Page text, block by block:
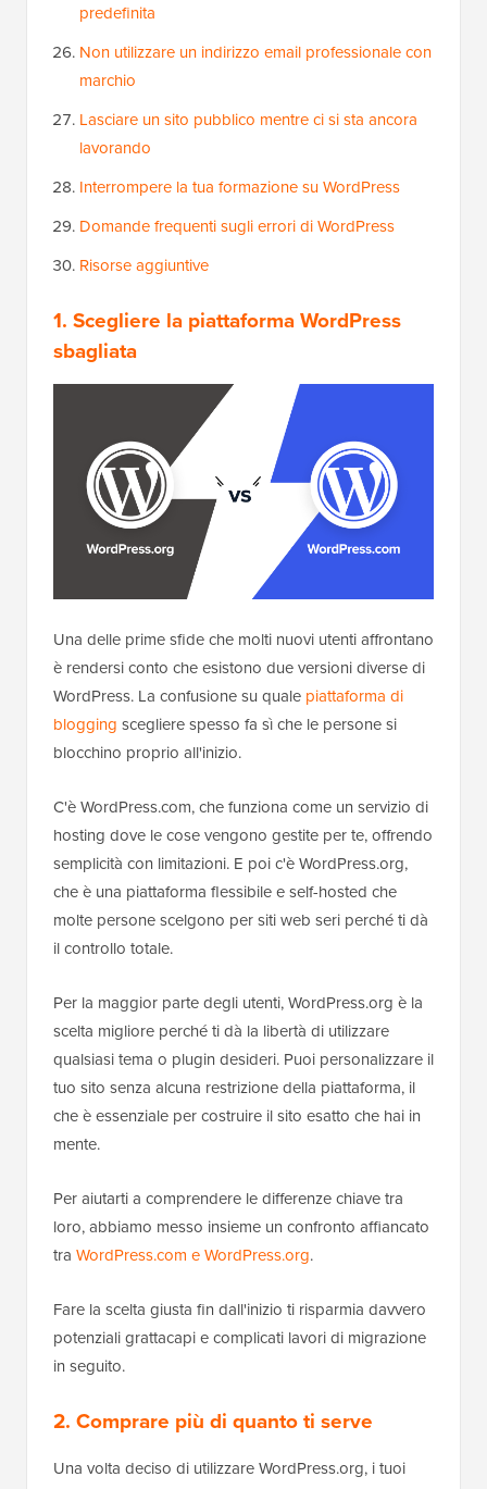
predefinita
Non utilizzare un indirizzo email professionale con
marchio
Lasciare un sito pubblico mentre ci si sta ancora
lavorando
Interrompere la tua formazione su WordPress
Domande frequenti sugli errori di WordPress
Risorse aggiuntive
1. Scegliere la piattaforma WordPress
sbagliata
Una delle prime sfide che molti nuovi utenti affrontano
è rendersi conto che esistono due versioni diverse di
WordPress. La confusione su quale piattaforma di
blogging scegliere spesso fa sì che le persone si
blocchino proprio all'inizio.
C'è WordPress.com, che funziona come un servizio di
hosting dove le cose vengono gestite per te, offrendo
semplicità con limitazioni. E poi c'è WordPress.org,
che è una piattaforma flessibile e self-hosted che
molte persone scelgono per siti web seri perché ti dà
il controllo totale.
Per la maggior parte degli utenti, WordPress.org è la
scelta migliore perché ti dà la libertà di utilizzare
qualsiasi tema o plugin desideri. Puoi personalizzare il
tuo sito senza alcuna restrizione della piattaforma, il
che è essenziale per costruire il sito esatto che hai in
mente.
Per aiutarti a comprendere le differenze chiave tra
loro, abbiamo messo insieme un confronto affiancato
tra WordPress.com e WordPress.org.
Fare la scelta giusta fin dall'inizio ti risparmia davvero
potenziali grattacapi e complicati lavori di migrazione
in seguito.
2. Comprare più di quanto ti serve
Una volta deciso di utilizzare WordPress.org, i tuoi